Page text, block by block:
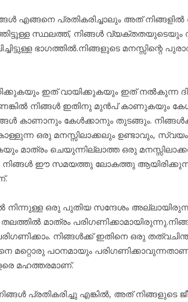
എങ്ങനെ പ്രതികരിച്ചാലും അത്
സ്ഥലത്ത്‌, നിങ്ങൾ
ഭാഗത്തിൽ.നിങ്ങളുടെ മനസ്സിന്റെ
ഇത് വായിക്കുകയും ഇത് നൽകുന്ന
നിങ്ങൾ ഇതിനു മുൻപ് കാണുകയും
കാണാനും കേൾക്കാനും തുടങ്ങും.
ഒരു മനസ്സിലാക്കലും ഉണ്ടാവും,
മാത്രം ചെയുന്നില്ലാത്ത ഒരു
നിങ്ങൾ ഈ സമയത്തു ലോകത്തു
ഒരു പുതിയ സന്ദേശം
മാത്രം
നിങ്ങൾക്ക് ഇതിനെ ഒരു
മറ്റൊരു പഠനമായും
മഹത്തരമാണ്.
പ്രതികരിച്ചു എങ്കിൽ, അത് നിങ്ങളുടെ